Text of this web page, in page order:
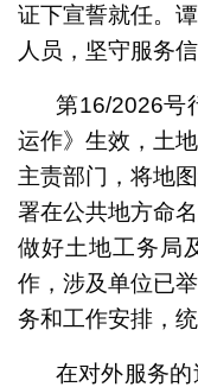
证下宣誓就任。
人员，坚守服务
第16/2026号
运作》生效，土
主责部门，将地
署在公共地方命
做好土地工务局
作，涉及单位已
务和工作安排，
在对外服务